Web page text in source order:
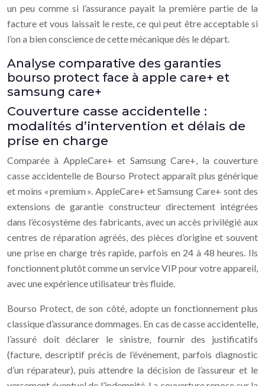
un peu comme si l’assurance payait la première partie de la
facture et vous laissait le reste, ce qui peut être acceptable si
l’on a bien conscience de cette mécanique dès le départ.
Analyse comparative des garanties
bourso protect face à apple care+ et
samsung care+
Couverture casse accidentelle :
modalités d’intervention et délais de
prise en charge
Comparée à AppleCare+ et Samsung Care+, la couverture
casse accidentelle de Bourso Protect apparaît plus générique
et moins « premium ». AppleCare+ et Samsung Care+ sont des
extensions de garantie constructeur directement intégrées
dans l’écosystème des fabricants, avec un accès privilégié aux
centres de réparation agréés, des pièces d’origine et souvent
une prise en charge très rapide, parfois en 24 à 48 heures. Ils
fonctionnent plutôt comme un service VIP pour votre appareil,
avec une expérience utilisateur très fluide.
Bourso Protect, de son côté, adopte un fonctionnement plus
classique d’assurance dommages. En cas de casse accidentelle,
l’assuré doit déclarer le sinistre, fournir des justificatifs
(facture, descriptif précis de l’événement, parfois diagnostic
d’un réparateur), puis attendre la décision de l’assureur et le